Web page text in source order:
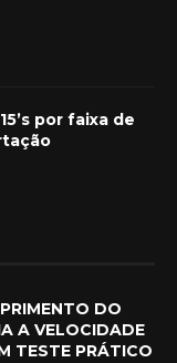
por faixa de
DO
A VELOCIDADE
TESTE PRÁTICO